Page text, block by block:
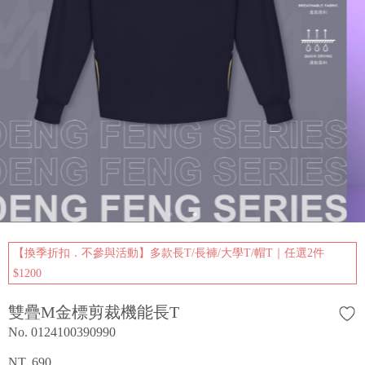
【換季折扣．不參與活動】多款長T/長褲/大學T/帽T｜任選2件
$1200
雙疊M金標剪裁機能長T
No. 0124100390990
NT. 690